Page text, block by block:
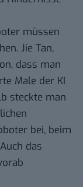
müssen
Jie Tan,
dass man
Male der KI
steckte man
bei, beim
das